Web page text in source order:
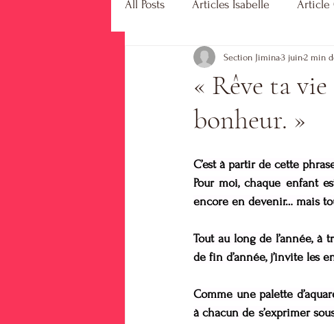
All Posts Articles Isabelle Article
« Rêve ta
bonheur. »
Section Jimina3 juin2 min
C’est à partir de cette
Pour moi, chaque enfant
encore en devenir… mais
Tout au long de l’année, à
de fin d’année, j’invite les
Comme une palette
à chacun de s’exprimer